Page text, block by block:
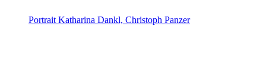
Portrait Katharina Dankl, Christoph Panzer